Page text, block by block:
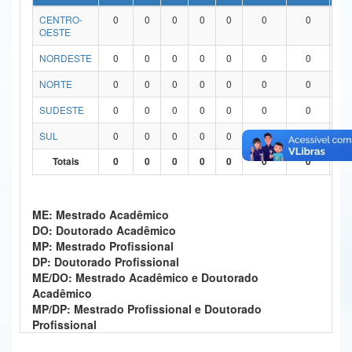
Ministério da Ciência, Tecnologia, Inovações e Comunicações
Ministério do Turismo
Ministério do Desenvolvimento Regional
Ministério da Mulher, da Família e dos Direitos Humanos
Banco Central do Brasil
CENTRO-
OESTE
0 0 0 0 0 0 0
NORDESTE 0 0 0 0 0 0 0
NORTE
0 0 0 0 0 0 0
SUDESTE
0 0 0 0 0 0 0
SUL
0 0 0 0 0 0 0
0
Totais
0 0 0 0 0 0 0 0
ME: Mestrado Acadêmico
DO: Doutorado Acadêmico
MP: Mestrado Profissional
DP: Doutorado Profissional
ME/DO: Mestrado Acadêmico e Doutorado
Acadêmico
MP/DP: Mestrado Profissional e Doutorado
Profissional